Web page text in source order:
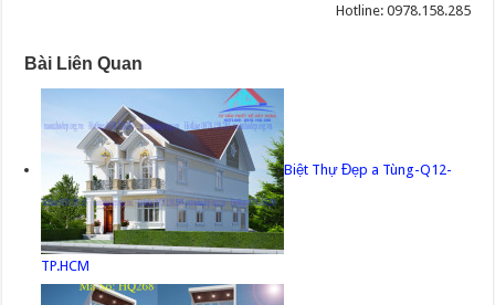
Hotline: 0978.158.285
Bài Liên Quan
Biệt Thự Đẹp a Tùng-Q12-
TP.HCM